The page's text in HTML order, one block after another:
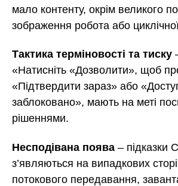
мало контенту, окрім великого
зображення робота або циклічної
Тактика терміновості та тиску
«Натисніть «Дозволити», щоб
«Підтвердити зараз» або
заблоковано», мають на меті
рішеннями.
Несподівана поява – підказки
з’являються на випадкових
потокового передавання,